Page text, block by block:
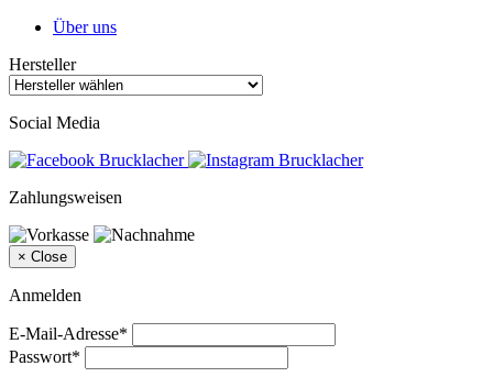
Über uns
Hersteller
Social Media
Zahlungsweisen
× Close
Anmelden
E-Mail-Adresse*
Passwort*